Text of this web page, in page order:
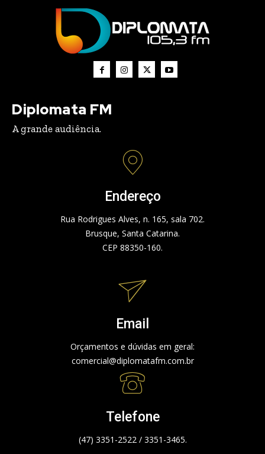
Diplomata FM
A grande audiência.
Endereço
Rua Rodrigues Alves, n. 165, sala 702.
Brusque, Santa Catarina.
CEP 88350-160.
Email
Orçamentos e dúvidas em geral:
comercial@diplomatafm.com.br
Telefone
(47) 3351-2522 / 3351-3465.